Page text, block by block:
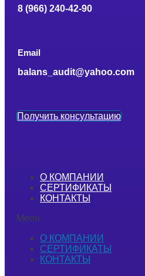
8 (966) 240-42-90
Email
balans_audit@yahoo.com
Получить консультацию
О КОМПАНИИ
СЕРТИФИКАТЫ
КОНТАКТЫ
Menu
О КОМПАНИИ
СЕРТИФИКАТЫ
КОНТАКТЫ